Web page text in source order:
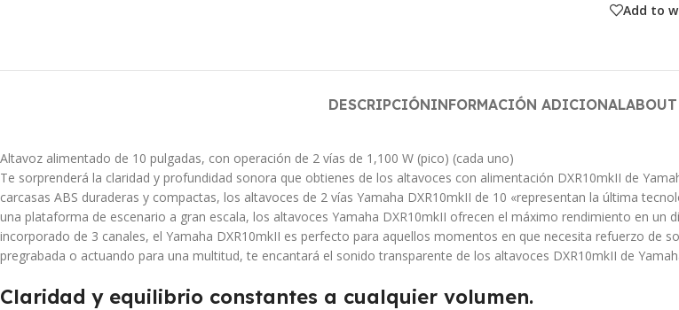
Add to
DESCRIPCIÓNINFORMACIÓN ADICIONAL
Altavoz alimentado de 10 pulgadas, con operación de 2 vías de 1,100 W (pico) (cada uno)
Te sorprenderá la claridad y profundidad sonora que obtienes de los altavoces con alimentación DXR10mkII de
carcasas ABS duraderas y compactas, los altavoces de 2 vías Yamaha DXR10mkII de 10 «representan la última
una plataforma de escenario a gran escala, los altavoces Yamaha DXR10mkII ofrecen el máximo rendimiento en
incorporado de 3 canales, el Yamaha DXR10mkII es perfecto para aquellos momentos en que necesita refuerzo de
pregrabada o actuando para una multitud, te encantará el sonido transparente de los altavoces DXR10mkII de
Claridad y equilibrio constantes a cualquier volumen.